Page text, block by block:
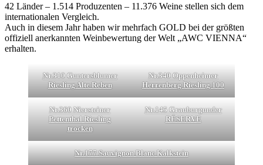
42 Länder – 1.514 Produzenten – 11.376 Weine stellen sich dem
internationalen Vergleich.
Auch in diesem Jahr haben wir mehrfach GOLD bei der größten
offiziell anerkannten Weinbewertung der Welt „AWC VIENNA“
erhalten.
Nr.310 Guntersblumer
Riesling Alte Reben
Nr.340 Oppenheimer
Herrenberg Riesling 100
Nr.360 Niersteiner
Pettenthal Riesling
trocken
Nr.145 Grauburgunder
RÉSERVE
Nr.177 Sauvignon Blanc Kalkstein